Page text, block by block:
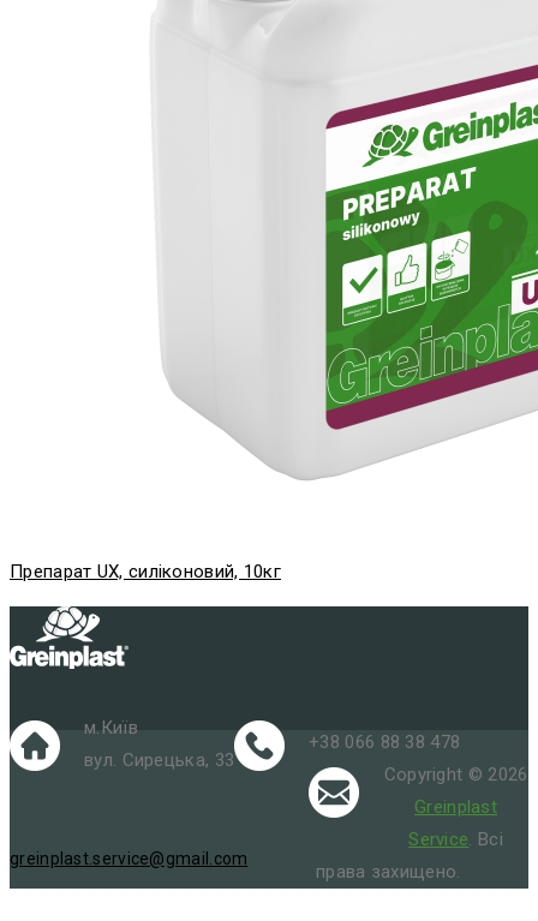
Препарат UХ, силіконовий, 10кг
м.Київ
вул. Сирецька, 33
+38 066 88 38 478
greinplast.service@gmail.com
Copyright © 2026
Greinplast
Service. Всі
права захищено.